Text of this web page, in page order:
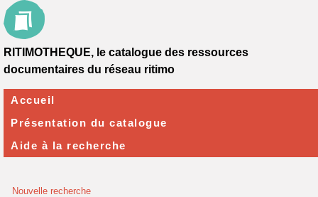
Nouvelle recherche
RITIMOTHEQUE, le catalogue des ressources
documentaires du réseau ritimo
Accueil
Présentation du catalogue
Aide à la recherche